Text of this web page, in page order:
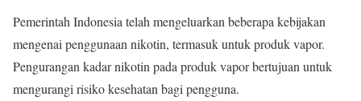
Pemerintah Indonesia telah mengeluarkan beberapa kebijakan
mengenai penggunaan nikotin, termasuk untuk produk vapor.
Pengurangan kadar nikotin pada produk vapor bertujuan untuk
mengurangi risiko kesehatan bagi pengguna.